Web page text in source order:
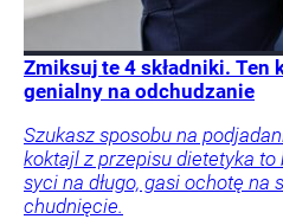
Zmiksuj te 4 składniki. Ten
genialny na odchudzanie
Szukasz sposobu na
koktajl z przepisu dietetyka to
syci na długo, gasi ochotę na
chudnięcie.